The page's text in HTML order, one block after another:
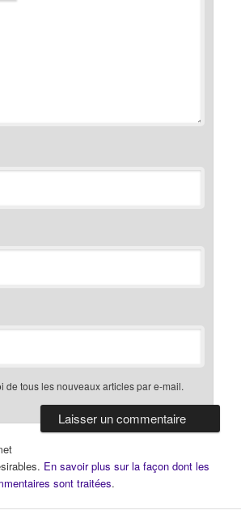
de tous les nouveaux articles par e-mail.
En savoir plus sur la façon dont les
sont traitées.